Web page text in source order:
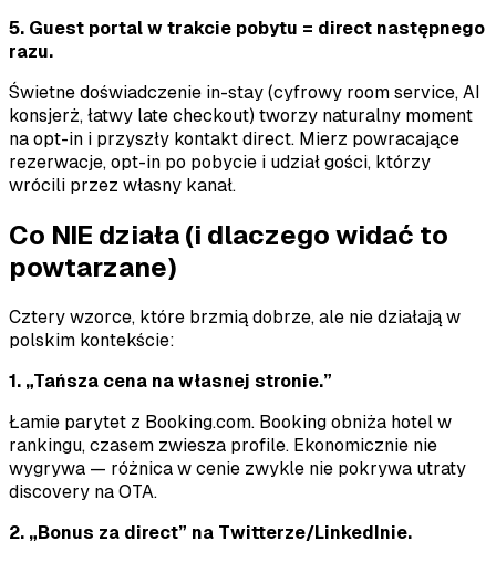
5. Guest portal w trakcie pobytu = direct następnego
razu.
Świetne doświadczenie in-stay (cyfrowy room service, AI
konsjerż, łatwy late checkout) tworzy naturalny moment
na opt-in i przyszły kontakt direct. Mierz powracające
rezerwacje, opt-in po pobycie i udział gości, którzy
wrócili przez własny kanał.
Co NIE działa (i dlaczego widać to
powtarzane)
Cztery wzorce, które brzmią dobrze, ale nie działają w
polskim kontekście:
1. „Tańsza cena na własnej stronie.”
Łamie parytet z Booking.com. Booking obniża hotel w
rankingu, czasem zwiesza profile. Ekonomicznie nie
wygrywa — różnica w cenie zwykle nie pokrywa utraty
discovery na OTA.
2. „Bonus za direct” na Twitterze/LinkedInie.